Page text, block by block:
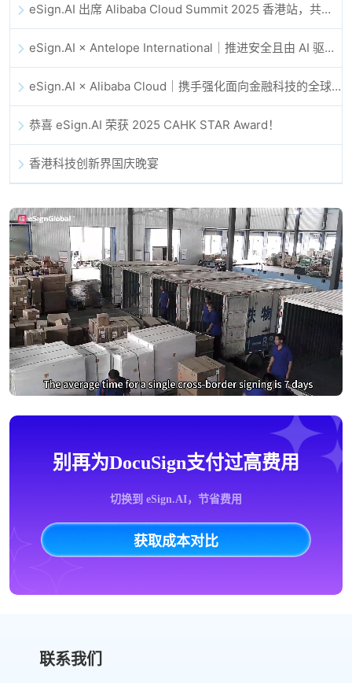
eSign.AI 出席 Alibaba Cloud Summit 2025 香港站，共同探讨 AI 驱动的云创新与数字信任未来
eSign.AI × Antelope International｜推进安全且由 AI 驱动的数字化工作流
eSign.AI × Alibaba Cloud｜携手强化面向金融科技的全球数字信任
恭喜 eSign.AI 荣获 2025 CAHK STAR Award！
香港科技创新界国庆晚宴
别再为DocuSign支付过高费用
切换到 eSign.AI，节省费用
获取成本对比
联系我们